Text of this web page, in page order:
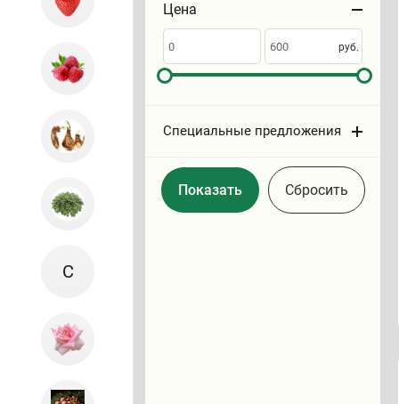
С
Цена
Сортировать
по
руб.
Специальные предложения
Cбросить